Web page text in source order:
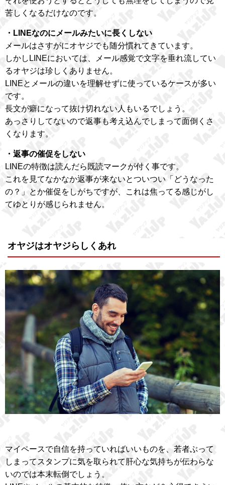
苦しくなるだけなのです。
・LINEなのにメールみたいに長くしない
メールはさすがにオヤジでも随分慣れてきています。
しかしLINEにおいては、メール感覚で文字を垂れ流してい
るオヤジは珍しくありません。
LINEとメールの違いを理解せずに使っているケースが多い
です。
長文が癖になって抜け切れない人もいるでしょう。
あっさりしてないので返事も考え込んでしまって面倒くさ
くなります。
・返事の催促をしない
LINEの特徴は読んだら既読マークが付く事です。
これを見てなかなか返事が来ないとついつい「どうなった
の？」とか催促をしがちですが、これは焦ってる感じがし
てゆとりが感じられません。
オヤジはオヤジらしくあれ
マイペースで自信を持っていればいいものを、若者ぶって
しまってスタンプに気を取られて肝心な気持ちが伝わらな
いのでは本末転倒でしょう。